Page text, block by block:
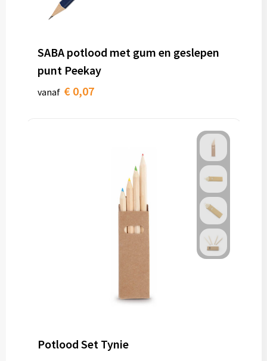
SABA potlood met gum en geslepen
punt Peekay
vanaf € 0,07
Potlood Set Tynie